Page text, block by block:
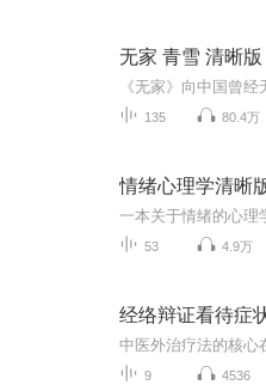
无家 青雪 清晰版
135 80.4万
情绪心理学清晰
一本关于情绪的心理
53 4.9万
经络辩证看待症
9 4536